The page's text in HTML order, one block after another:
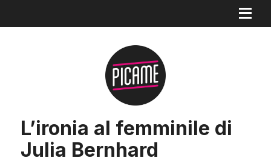
L’ironia al femminile di
Julia Bernhard